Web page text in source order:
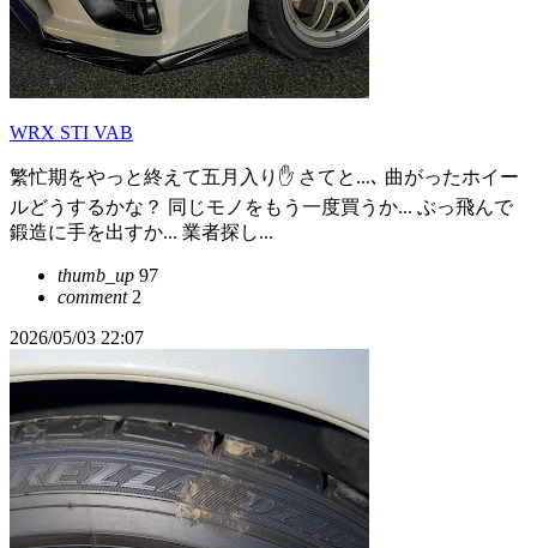
WRX STI VAB
繁忙期をやっと終えて五月入り✋ さてと...､ 曲がったホイー
ルどうするかな？ 同じモノをもう一度買うか... ぶっ飛んで
鍛造に手を出すか... 業者探し...
thumb_up 97
comment2
2026/05/03 22:07